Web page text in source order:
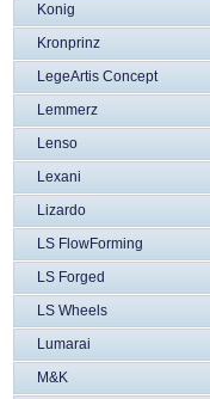
Konig
Kronprinz
LegeArtis Concept
Lemmerz
Lenso
Lexani
Lizardo
LS FlowForming
LS Forged
LS Wheels
Lumarai
M&K